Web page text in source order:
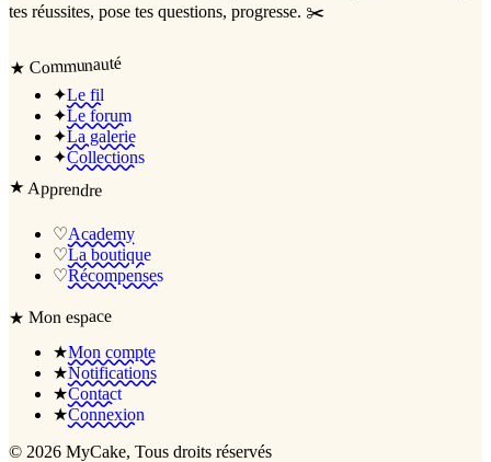
tes réussites, pose tes questions, progresse. ✂️
★ Communauté
✦Le fil
✦Le forum
✦La galerie
✦Collections
★Apprendre
♡Academy
♡La boutique
♡Récompenses
★Mon espace
★Mon compte
★Notifications
★Contact
★Connexion
© 2026 MyCake, Tous droits réservés